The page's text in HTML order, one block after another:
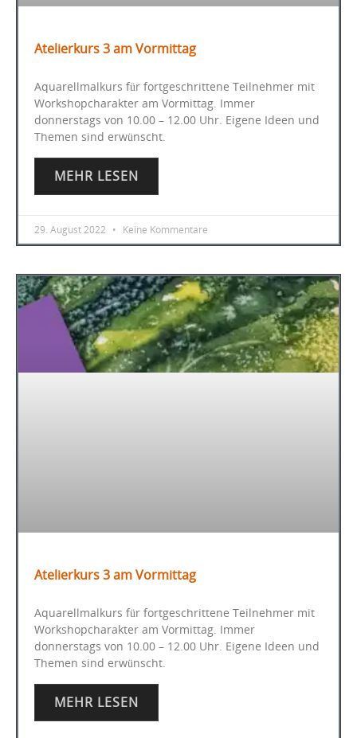
Atelierkurs 3 am Vormittag
Aquarellmalkurs für fortgeschrittene Teilnehmer mit
Workshopcharakter am Vormittag. Immer
donnerstags von 10.00 – 12.00 Uhr. Eigene Ideen und
Themen sind erwünscht.
MEHR LESEN
29. August 2022 Keine Kommentare
Atelierkurs 3 am Vormittag
Aquarellmalkurs für fortgeschrittene Teilnehmer mit
Workshopcharakter am Vormittag. Immer
donnerstags von 10.00 – 12.00 Uhr. Eigene Ideen und
Themen sind erwünscht.
MEHR LESEN